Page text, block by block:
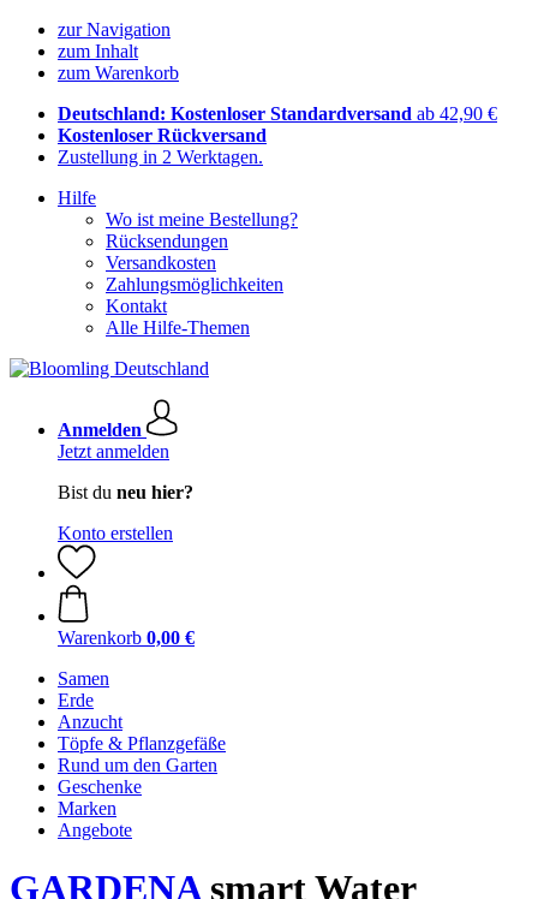
zur Navigation
zum Inhalt
zum Warenkorb
Deutschland: Kostenloser Standardversand ab 42,90 €
Kostenloser Rückversand
Zustellung in 2 Werktagen.
Hilfe
Wo ist meine Bestellung?
Rücksendungen
Versandkosten
Zahlungsmöglichkeiten
Kontakt
Alle Hilfe-Themen
Anmelden
Jetzt anmelden
Bist du neu hier?
Konto erstellen
Warenkorb 0,00 €
Samen
Erde
Anzucht
Töpfe & Pflanzgefäße
Rund um den Garten
Geschenke
Marken
Angebote
GARDENAsmart Water